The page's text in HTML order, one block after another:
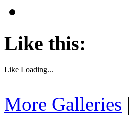
Like this:
Like Loading...
More Galleries |